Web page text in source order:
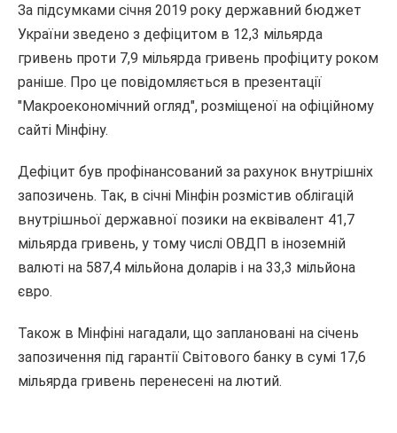
За підсумками січня 2019 року державний бюджет
України зведено з дефіцитом в 12,3 мільярда
гривень проти 7,9 мільярда гривень профіциту роком
раніше. Про це повідомляється в презентації
"Макроекономічний огляд", розміщеної на офіційному
сайті Мінфіну.
Дефіцит був профінансований за рахунок внутрішніх
запозичень. Так, в січні Мінфін розмістив облігацій
внутрішньої державної позики на еквівалент 41,7
мільярда гривень, у тому числі ОВДП в іноземній
валюті на 587,4 мільйона доларів і на 33,3 мільйона
євро.
Також в Мінфіні нагадали, що заплановані на січень
запозичення під гарантії Світового банку в сумі 17,6
мільярда гривень перенесені на лютий.